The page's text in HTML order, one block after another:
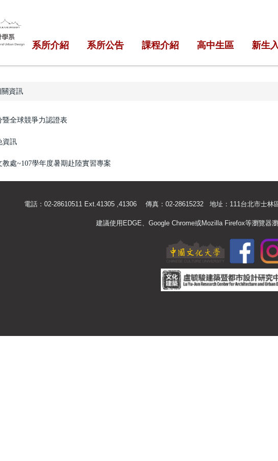
系所介紹 系所公告 課程介紹 高中生區 新生
資訊
暨全球競爭力認證表
資訊
處~107學年度暑期赴陸實習專案
電話：02-28610511 Ext.41305 ,41306 傳真：02-28615232 地址：111台北市士
建議使用EDGE、Google Chrome或Mozilla Firefox等瀏覽器